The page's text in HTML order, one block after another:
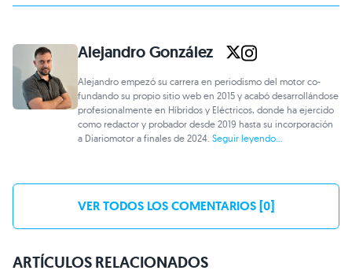
Alejandro González
Alejandro empezó su carrera en periodismo del motor co-
fundando su propio sitio web en 2015 y acabó desarrollándose
profesionalmente en Híbridos y Eléctricos, donde ha ejercido
como redactor y probador desde 2019 hasta su incorporación
a Diariomotor a finales de 2024.Seguir leyendo...
VER TODOS LOS COMENTARIOS [0]
ARTÍCULOS RELACIONADOS